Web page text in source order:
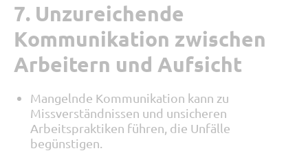
7. Unzureichende
Kommunikation zwischen
Arbeitern und Aufsicht
Mangelnde Kommunikation kann zu
Missverständnissen und unsicheren
Arbeitspraktiken führen, die Unfälle
begünstigen.